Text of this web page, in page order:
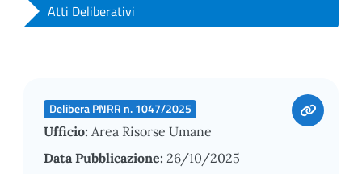
Atti Deliberativi
Delibera PNRR n. 1047/2025
Ufficio: Area Risorse Umane
Data Pubblicazione: 26/10/2025